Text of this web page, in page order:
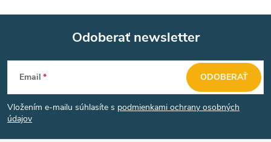
ý
s
u
Z
á
p
Odoberať newsletter
Email
Vložením e-mailu súhlasíte s podmienkami ochrany osobných
údajov
ODOBERAŤ